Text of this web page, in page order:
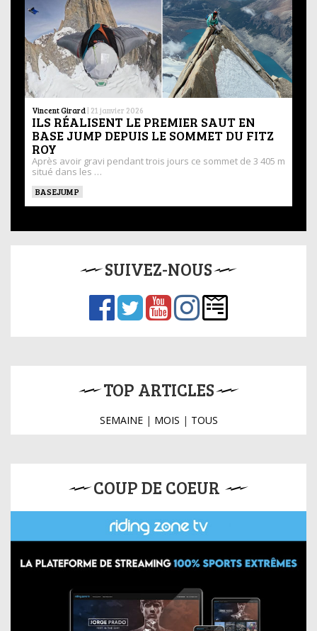
Vincent Girard | 21 janvier 2026
ILS RÉALISENT LE PREMIER SAUT EN
BASE JUMP DEPUIS LE SOMMET DU FITZ
ROY
Après avoir gravi pendant trois jours ce sommet de 3 405 m
situé dans les …
BASEJUMP
SUIVEZ-NOUS
TOP ARTICLES
SEMAINE| MOIS | TOUS
COUP DE COEUR